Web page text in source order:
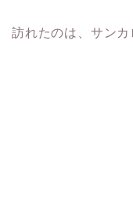
訪れたのは、サンカ